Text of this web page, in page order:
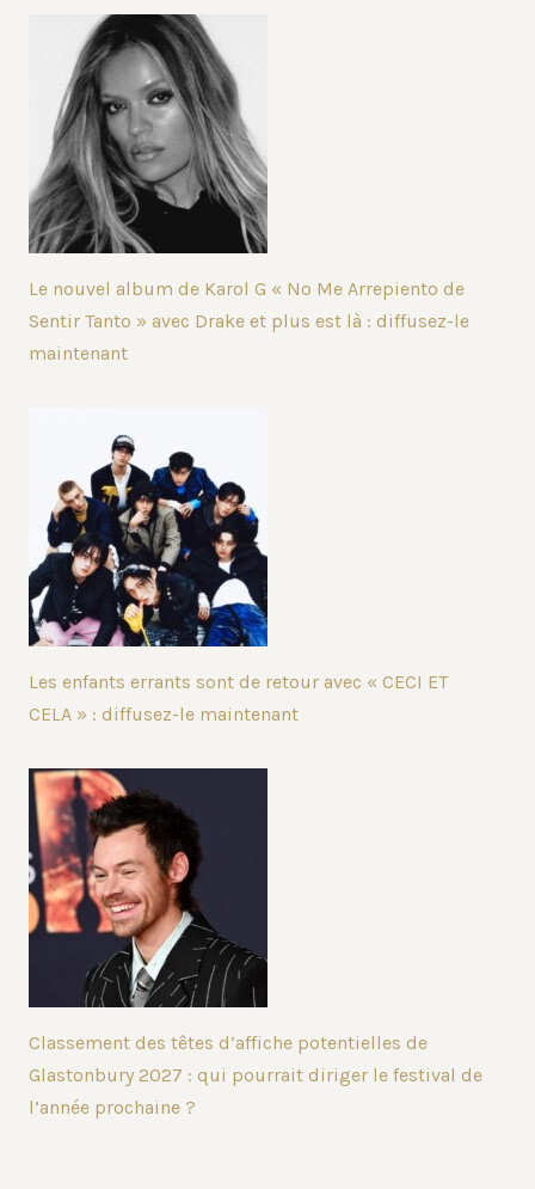
Le nouvel album de Karol G « No Me Arrepiento de
Sentir Tanto » avec Drake et plus est là : diffusez-le
maintenant
Les enfants errants sont de retour avec « CECI ET
CELA » : diffusez-le maintenant
Classement des têtes d’affiche potentielles de
Glastonbury 2027 : qui pourrait diriger le festival de
l’année prochaine ?